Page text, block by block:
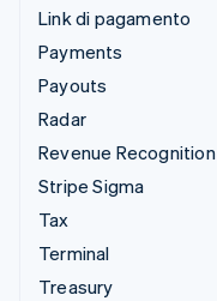
Link di pagamento
Payments
Payouts
Radar
Revenue Recognition
Stripe Sigma
Tax
Terminal
Treasury